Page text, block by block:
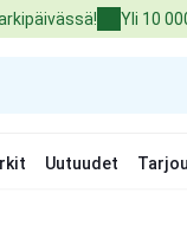
Yli 10
Uutuudet